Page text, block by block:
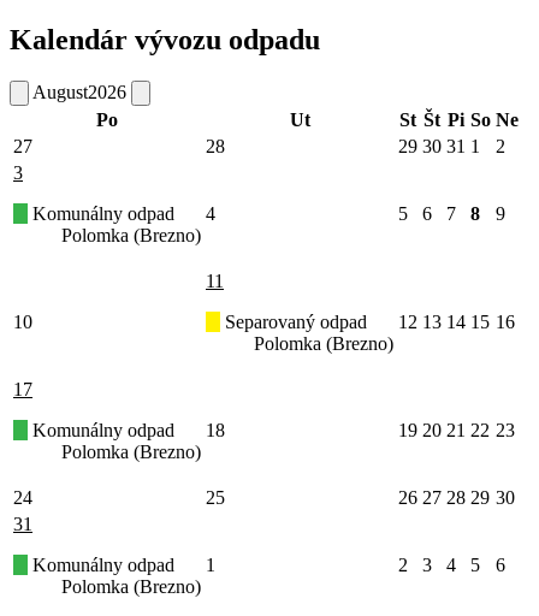
Kalendár vývozu odpadu
August2026
Po
Ut St Št Pi So Ne
27
28 29 30 31 1
2
3
Komunálny odpad
Polomka (Brezno)
4 5 6 7 8 9
10
11
Separovaný odpad
Polomka (Brezno)
12 13 14 15 16
17
Komunálny odpad
Polomka (Brezno)
18 19 20 21 22 23
24 25 26 27 28 29 30
31
Komunálny odpad
Polomka (Brezno)
1 2 3 4 5 6